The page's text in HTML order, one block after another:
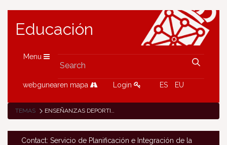
Educación
Menu
webgunearen mapa Login ES EU
TEMAS ENSEÑANZAS DEPORTIVAS DE RÉGIMEN ESPECIAL
Contact: Servicio de Planificación e Integración de la